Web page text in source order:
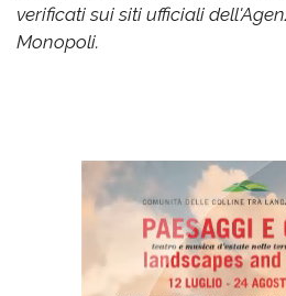
verificati sui siti ufficiali
Monopoli.